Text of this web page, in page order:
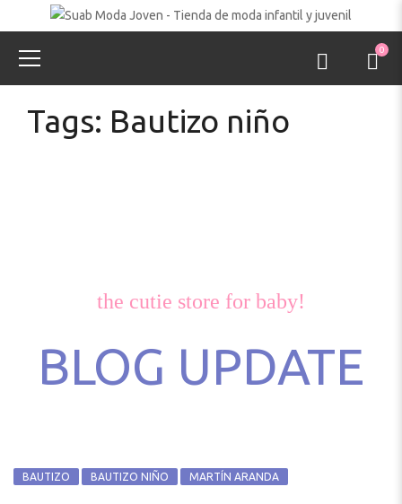
0
Tags: Bautizo niño
the cutie store for baby!
BLOG UPDATE
BAUTIZO BAUTIZO NIÑO MARTÍN ARANDA